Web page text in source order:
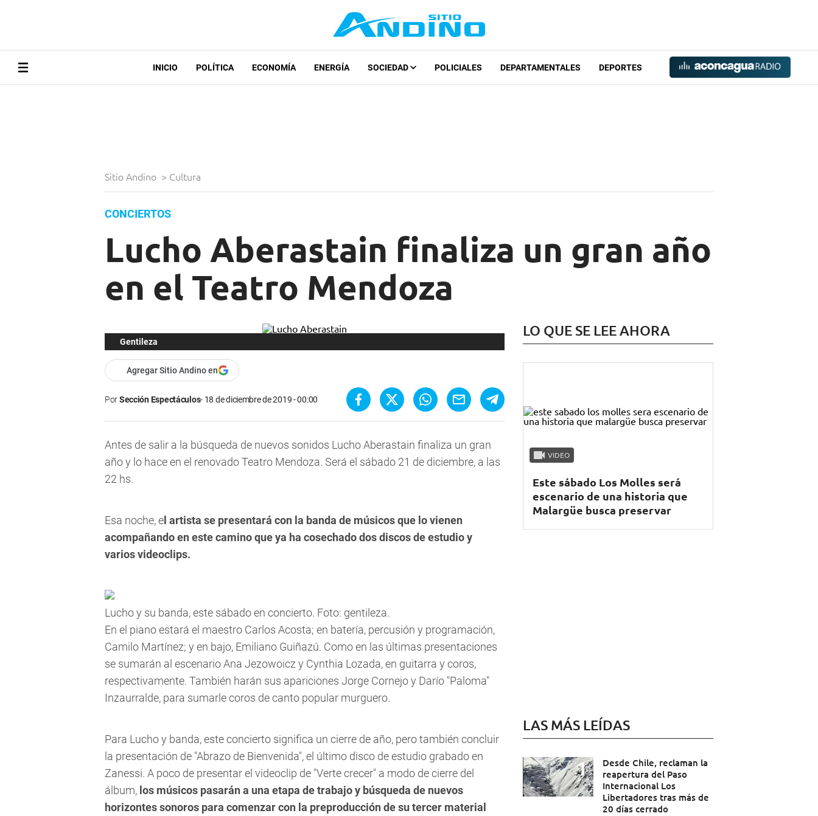
INICIO POLÍTICA ECONOMÍA ENERGÍA SOCIEDAD POLICIALES DEPARTAMENTALES DEPORTES
Sitio Andino > Cultura
CONCIERTOS
Lucho Aberastain finaliza un gran año
en el Teatro Mendoza
Gentileza
Agregar Sitio Andino en
PorSección Espectáculos 18 de diciembre de 2019 - 00:00
Antes de salir a la búsqueda de nuevos sonidos Lucho Aberastain finaliza un gran
año y lo hace en el renovado Teatro Mendoza. Será el sábado 21 de diciembre, a las
22 hs.
Esa noche, e l artista se presentará con la banda de músicos que lo vienen
acompañando en este camino que ya ha cosechado dos discos de estudio y
varios videoclips.
Lucho y su banda, este sábado en concierto. Foto: gentileza.
En el piano estará el maestro Carlos Acosta; en batería, percusión y programación,
Camilo Martínez; y en bajo, Emiliano Guiñazú. Como en las últimas presentaciones
se sumarán al escenario Ana Jezowoicz y Cynthia Lozada, en guitarra y coros,
respectivamente. También harán sus apariciones Jorge Cornejo y Darío "Paloma"
Inzaurralde, para sumarle coros de canto popular murguero.
Para Lucho y banda, este concierto significa un cierre de año, pero también concluir
la presentación de "Abrazo de Bienvenida", el último disco de estudio grabado en
Zanessi. A poco de presentar el videoclip de "Verte crecer" a modo de cierre del
álbum, los músicos pasarán a una etapa de trabajo y búsqueda de nuevos
horizontes sonoros para comenzar con la preproducción de su tercer material
LO QUE SE LEE AHORA
VIDEO
Este sábado Los Molles será
escenario de una historia que
Malargüe busca preservar
LAS MÁS LEÍDAS
Desde Chile, reclaman la
reapertura del Paso
Internacional Los
Libertadores tras más de
20 días cerrado